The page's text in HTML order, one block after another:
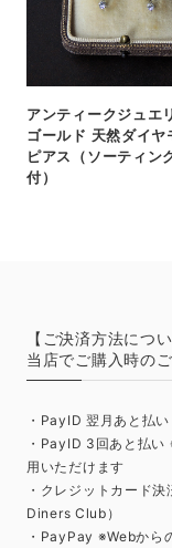
アンティークジュエ
ゴールド 天然ダイヤ
ピアス（ソーティン
付）
【ご決済方法につい
当店でご購入時の
・PayID 翌月あと払い
・PayID 3回あと払い
用いただけます
・クレジットカード
Diners Club）
・PayPay ※Webから